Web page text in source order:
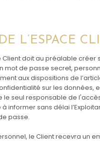
L’ESPACE
doit au préalable
mot de passe secret,
aux dispositions de
sur les
seul responsable de
informer sans délai
passe.
le Client recevra un